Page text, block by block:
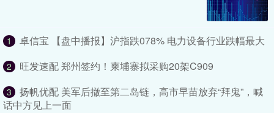
1 卓信宝 【盘中播报】沪指跌078% 电力设备行业跌幅最大
2 旺发速配 郑州签约！柬埔寨拟采购20架C909
3
扬帆优配 美军后撤至第二岛链，高市早苗放弃“拜鬼”，喊
话中方见上一面